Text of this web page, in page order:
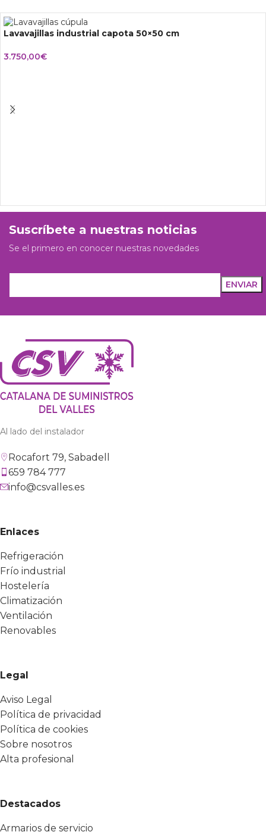
Lavavajillas industrial capota 50×50 cm
3.750,00€
Suscríbete a nuestras noticias
Se el primero en conocer nuestras novedades
Al lado del instalador
Rocafort 79, Sabadell
659 784 777
info@csvalles.es
Enlaces
Refrigeración
Frío industrial
Hostelería
Climatización
Ventilación
Renovables
Legal
Aviso Legal
Política de privacidad
Política de cookies
Sobre nosotros
Alta profesional
Destacados
Armarios de servicio